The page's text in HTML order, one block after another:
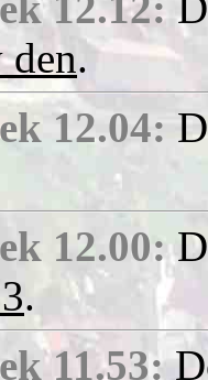
den.
12.04:
12.00:
.
11.53: